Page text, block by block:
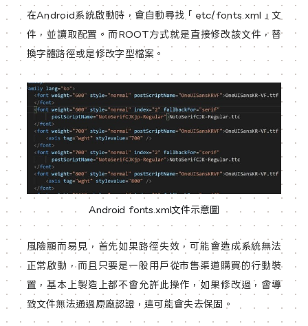
在Android系統啟動時，會自動尋找「etc/fonts.xml」文
件，並讀取配置。而ROOT方式就是直接修改該文件，替
換字體路徑或是修改字型檔案。
Android fonts.xml文件示意圖
風險顯而易見，首先如果路徑失效，可能會造成系統無法
正常啟動，而且只要是一般用戶從市售渠道購買的行動裝
置，基本上製造上都不會允許此操作，如果修改過，會導
致文件無法通過原廠認證，這可能會失去保固。